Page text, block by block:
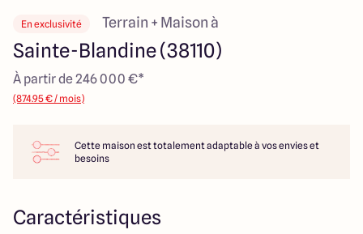
Votre projet
Qui sommes-nous
Maisons ARLOGIS Lyon Est
En exclusivité Terrain + Maison à
Sainte-Blandine (38110)
À partir de 246 000 €*
(874.95 € / mois)
Cette maison est totalement adaptable à vos envies et
besoins
Caractéristiques